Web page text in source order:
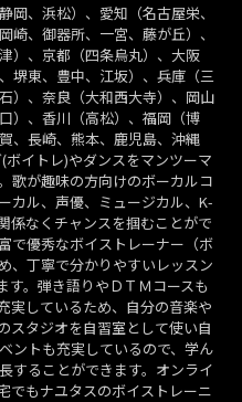
、浜松）、愛知（名古屋栄、
、御器所、一宮、藤が丘）、
）、京都（四条烏丸）、大阪
堺東、豊中、江坂）、兵庫（三
）、奈良（大和西大寺）、岡山
）、香川（高松）、福岡（博
、長崎、熊本、鹿児島、沖縄
ボイトレ)やダンスをマンツーマ
歌が趣味の方向けのボーカルコ
カル、声優、ミュージカル、K-
係なくチャンスを掴むことがで
で優秀なボイストレーナー（ボ
、丁寧で分かりやすいレッスン
す。弾き語りやＤＴＭコースも
実しているため、自分の音楽や
スタジオを自習室として使い自
ントも充実しているので、学ん
することができます。オンライ
でもナユタスのボイストレーニ